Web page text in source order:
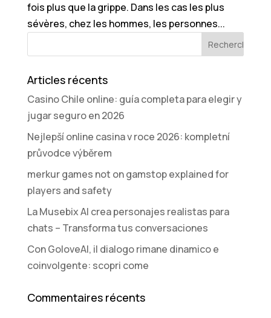
fois plus que la grippe. Dans les cas les plus
sévères, chez les hommes, les personnes...
Articles récents
Casino Chile online: guía completa para elegir y
jugar seguro en 2026
Nejlepší online casina v roce 2026: kompletní
průvodce výběrem
merkur games not on gamstop explained for
players and safety
La Musebix AI crea personajes realistas para
chats – Transforma tus conversaciones
Con GoloveAI, il dialogo rimane dinamico e
coinvolgente: scopri come
Commentaires récents